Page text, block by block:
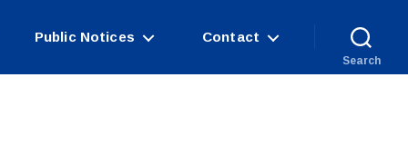
Public Notices Contact
Search